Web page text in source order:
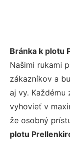
Bránka k plotu
Našimi rukami
zákazníkov a
aj vy. Každému
vyhovieť v
že osobný
plotu